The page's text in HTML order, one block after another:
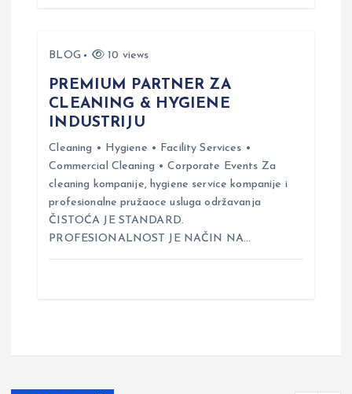
BLOG 10 views
PREMIUM PARTNER ZA
CLEANING & HYGIENE
INDUSTRIJU
Cleaning • Hygiene • Facility Services •
Commercial Cleaning • Corporate Events Za
cleaning kompanije, hygiene service kompanije i
profesionalne pružaoce usluga održavanja
ČISTOĆA JE STANDARD.
PROFESIONALNOST JE NAČIN NA…